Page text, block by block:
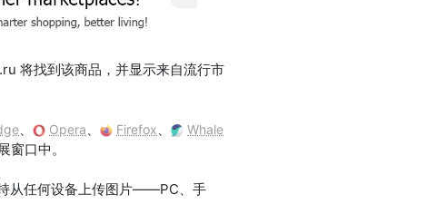
将找到该商品，并显示来自流行市
、 Opera、 Firefox、 Whale
口中。
从任何设备上传图片——PC、手